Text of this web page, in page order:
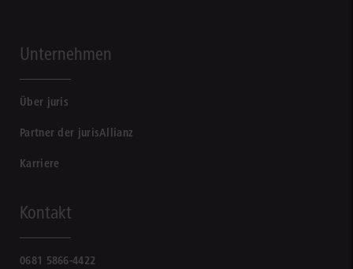
Unternehmen
Über juris
Partner der jurisAllianz
Karriere
Kontakt
0681 5866-4422